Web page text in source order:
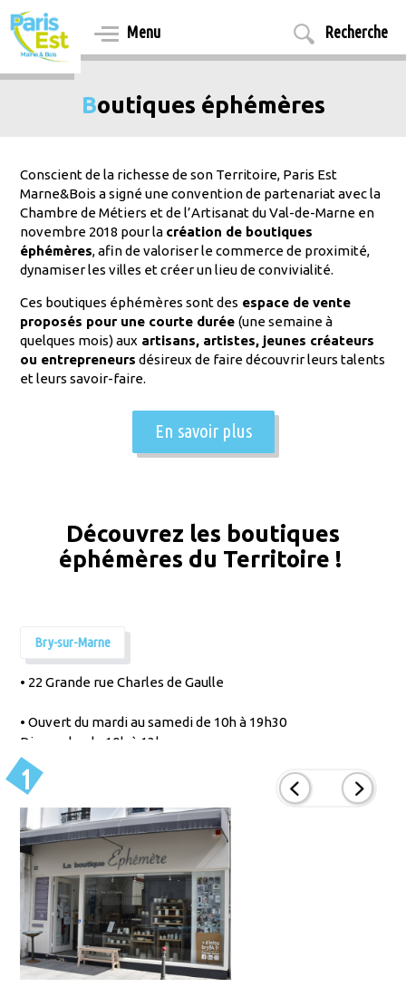
Aller
au
contenu
principal
Menu Recherche
Boutiques éphémères
Conscient de la richesse de son Territoire, Paris Est
Marne&Bois a signé une convention de partenariat avec la
Chambre de Métiers et de l’Artisanat du Val-de-Marne en
novembre 2018 pour la création de boutiques
éphémères, afin de valoriser le commerce de proximité,
dynamiser les villes et créer un lieu de convivialité.
Ces boutiques éphémères sont des espace de vente
proposés pour une courte durée(une semaine à
quelques mois) aux artisans, artistes, jeunes créateurs
ou entrepreneurs désireux de faire découvrir leurs talents
et leurs savoir-faire.
En savoir plus
Découvrez les boutiques
éphémères du Territoire !
Bry-sur-Marne
• 22 Grande rue Charles de Gaulle
• Ouvert du mardi au samedi de 10h à 19h30
Dimanche de 10h à 13h
• 01 45 16 68 00
1